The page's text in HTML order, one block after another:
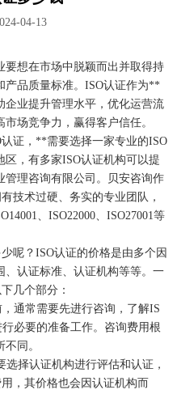
04-13
想在市场中脱颖而出并取得持
产品质量标准。ISO认证作为**
业提升管理水平，优化运营流
场竞争力，赢得客户信任。
证，**需要选择一家专业的ISO
，有多家ISO认证机构可以提
理咨询有限公司。贝安咨询作
技术过硬、务实的专业团队，
、ISO22000、ISO27001等
呢？ISO认证的价格是由多个因
认证标准、认证机构等等。一
几个部分：
通常需要先进行咨询，了解IS
必要的准备工作。咨询费用根
同。
择认证机构进行评估和认证，
，其价格也会因认证机构而